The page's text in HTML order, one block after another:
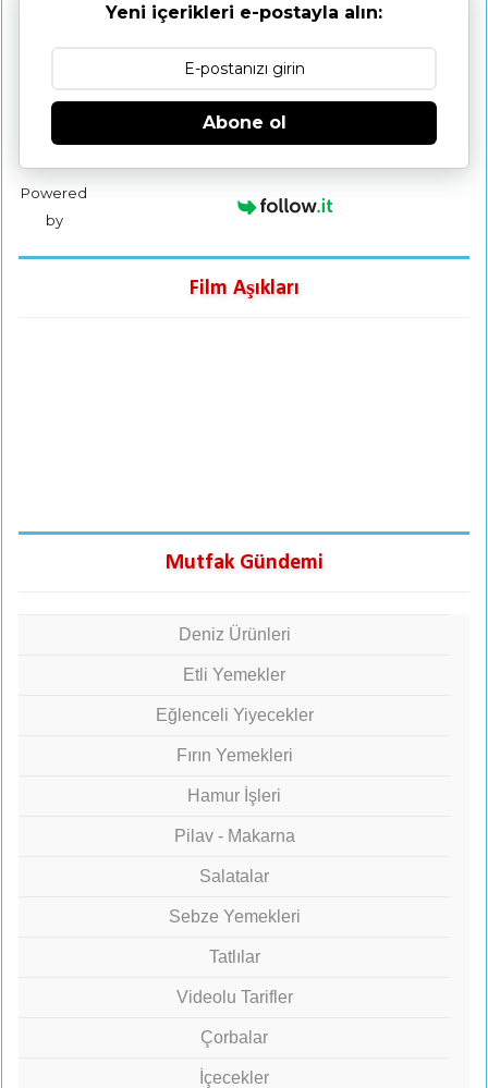
Yeni içerikleri e-postayla alın:
Abone ol
Powered
by
Film Aşıkları
Mutfak Gündemi
Deniz Ürünleri
Etli Yemekler
Eğlenceli Yiyecekler
Fırın Yemekleri
Hamur İşleri
Pilav - Makarna
Salatalar
Sebze Yemekleri
Tatlılar
Videolu Tarifler
Çorbalar
İçecekler